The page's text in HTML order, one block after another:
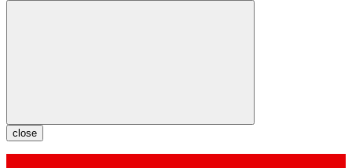
close